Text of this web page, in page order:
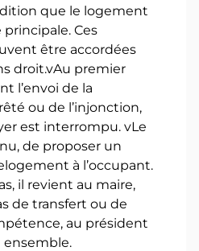
que le logement
Ces
être accordées
droit.vAu premier
l’envoi de la
ou de l’injonction,
est interrompu. vLe
de proposer un
à l’occupant.
il revient au maire,
de transfert ou de
au président
ensemble.